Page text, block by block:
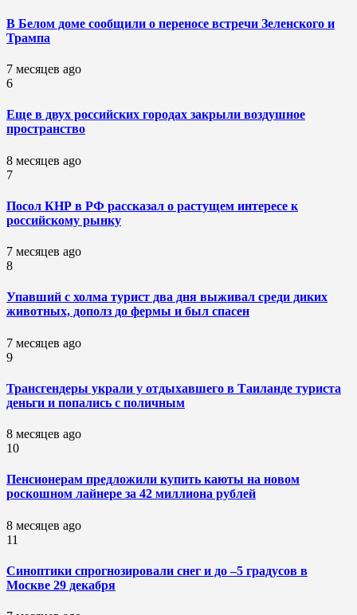
В Белом доме сообщили о переносе встречи Зеленского и
Трампа
7 месяцев ago
6
Еще в двух российских городах закрыли воздушное
пространство
8 месяцев ago
7
Посол КНР в РФ рассказал о растущем интересе к
российскому рынку
7 месяцев ago
8
Упавший с холма турист два дня выживал среди диких
животных, дополз до фермы и был спасен
7 месяцев ago
9
Трансгендеры украли у отдыхавшего в Таиланде туриста
деньги и попались с поличным
8 месяцев ago
10
Пенсионерам предложили купить каюты на новом
роскошном лайнере за 42 миллиона рублей
8 месяцев ago
11
Синоптики спрогнозировали снег и до –5 градусов в
Москве 29 декабря